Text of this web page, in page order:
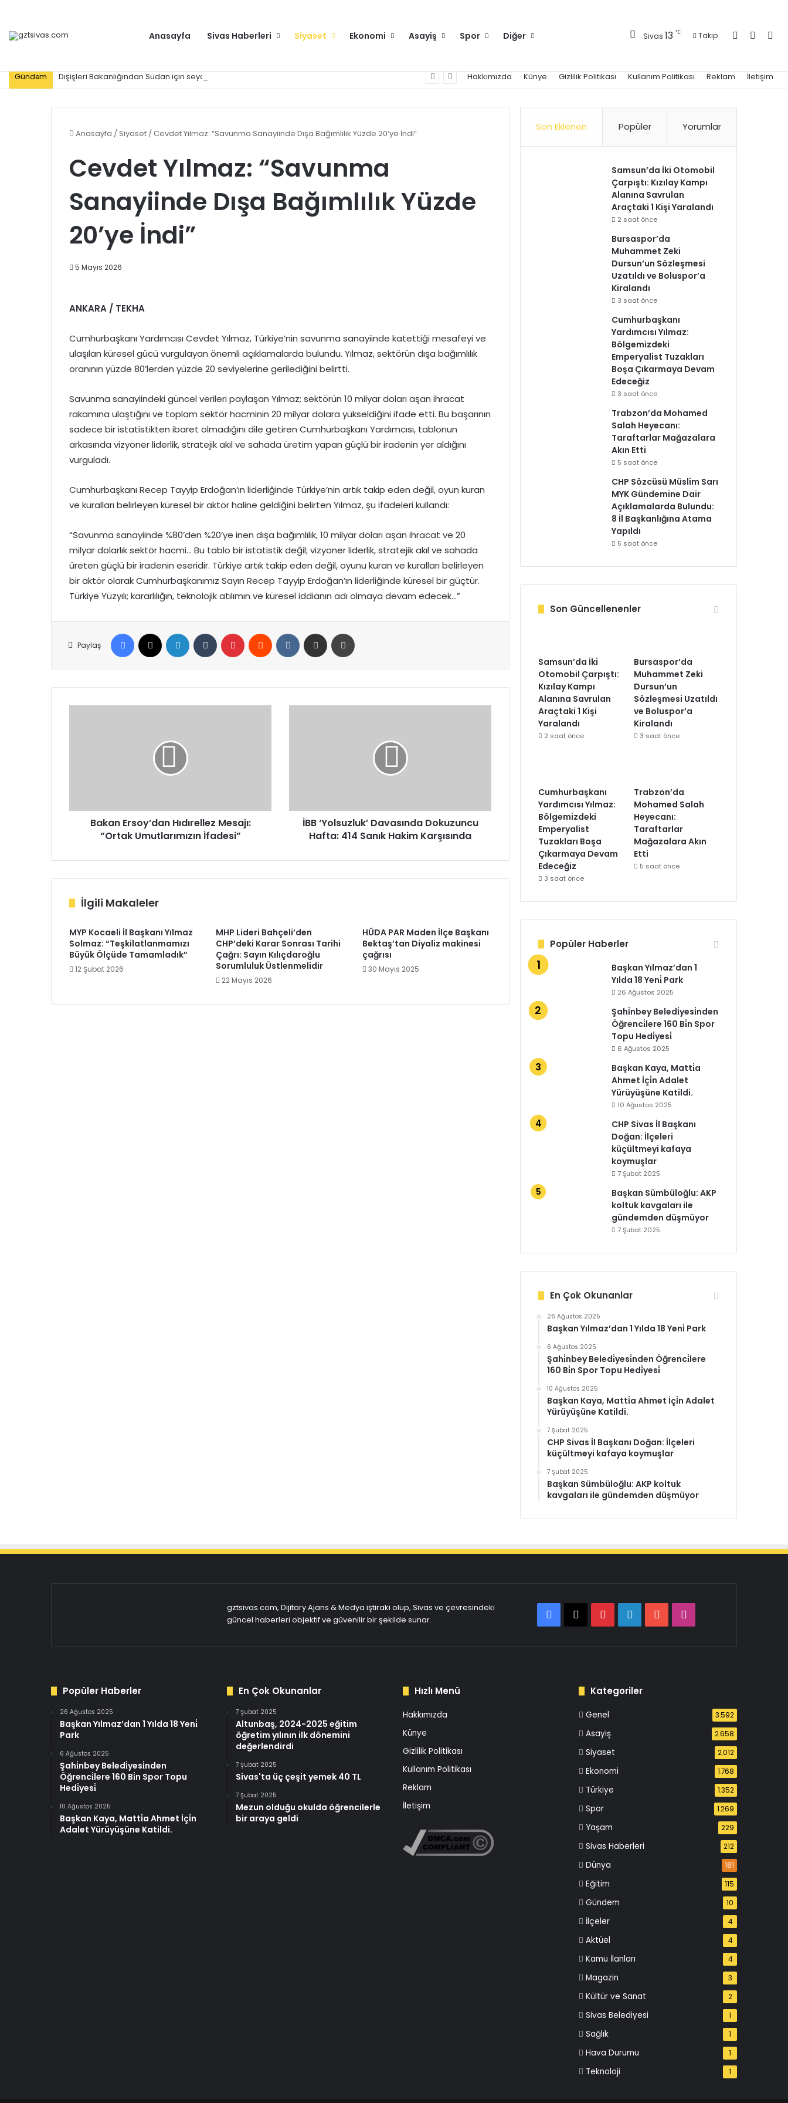
Anasayfa Sivas Haberleri Siyaset Ekonomi Asayiş Spor Diğer Sivas 13 ℃ Takip Kayıt Ol
Gündem Dışişleri Bakanlığından Sudan için seyahat uyarısı: Zorunlu değilse gitmeyin Hakkımızda Künye Gizlilik Politikası Kullanım Politikası Reklam İletişim
Anasayfa /Siyaset /Cevdet Yılmaz: “Savunma Sanayiinde Dışa Bağımlılık Yüzde 20’ye İndi”
Cevdet Yılmaz: “Savunma
Sanayiinde Dışa Bağımlılık Yüzde
20’ye İndi”
5 Mayıs 2026
ANKARA / TEKHA
Cumhurbaşkanı Yardımcısı Cevdet Yılmaz, Türkiye’nin savunma sanayiinde katettiği mesafeyi ve
ulaşılan küresel gücü vurgulayan önemli açıklamalarda bulundu. Yılmaz, sektörün dışa bağımlılık
oranının yüzde 80’lerden yüzde 20 seviyelerine gerilediğini belirtti.
Savunma sanayiindeki güncel verileri paylaşan Yılmaz; sektörün 10 milyar doları aşan ihracat
rakamına ulaştığını ve toplam sektör hacminin 20 milyar dolara yükseldiğini ifade etti. Bu başarının
sadece bir istatistikten ibaret olmadığını dile getiren Cumhurbaşkanı Yardımcısı, tablonun
arkasında vizyoner liderlik, stratejik akıl ve sahada üretim yapan güçlü bir iradenin yer aldığını
vurguladı.
Cumhurbaşkanı Recep Tayyip Erdoğan’ın liderliğinde Türkiye’nin artık takip eden değil, oyun kuran
ve kuralları belirleyen küresel bir aktör haline geldiğini belirten Yılmaz, şu ifadeleri kullandı:
“Savunma sanayiinde %80’den %20’ye inen dışa bağımlılık, 10 milyar doları aşan ihracat ve 20
milyar dolarlık sektör hacmi… Bu tablo bir istatistik değil; vizyoner liderlik, stratejik akıl ve sahada
üreten güçlü bir iradenin eseridir. Türkiye artık takip eden değil, oyunu kuran ve kuralları belirleyen
bir aktör olarak Cumhurbaşkanımız Sayın Recep Tayyip Erdoğan’ın liderliğinde küresel bir güçtür.
Türkiye Yüzyılı; kararlılığın, teknolojik atılımın ve küresel iddianın adı olmaya devam edecek…”
Paylaş
Facebook LinkedIn Tumblr Pinterest Reddit VKontakteE-Posta ile paylaş
Bakan Ersoy’dan Hıdırellez Mesajı:
“Ortak Umutlarımızın İfadesi”
Karşısında
İBB ‘Yolsuzluk’ Davasında Dokuzuncu
Hafta: 414 Sanık Hakim Karşısında
İlgili Makaleler
MYP Kocaeli İl Başkanı Yılmaz
Solmaz: “Teşkilatlanmamızı
Büyük Ölçüde Tamamladık”
12 Şubat 2026
MHP Lideri Bahçeli’den
CHP’deki Karar Sonrası Tarihi
Çağrı: Sayın Kılıçdaroğlu
Sorumluluk Üstlenmelidir
22 Mayıs 2026
HÜDA PAR Maden İlçe Başkanı
Bektaş’tan Diyaliz makinesi
çağrısı
30 Mayıs 2025
Son Eklenen Popüler Yorumlar
Samsun’da İki Otomobil
Çarpıştı: Kızılay Kampı
Alanına Savrulan
Araçtaki 1 Kişi Yaralandı
2 saat önce
Bursaspor’da
Muhammet Zeki
Dursun’un Sözleşmesi
Uzatıldı ve Boluspor’a
Kiralandı
3 saat önce
Cumhurbaşkanı
Yardımcısı Yılmaz:
Bölgemizdeki
Emperyalist Tuzakları
Boşa Çıkarmaya Devam
Edeceğiz
3 saat önce
Trabzon’da Mohamed
Salah Heyecanı:
Taraftarlar Mağazalara
Akın Etti
5 saat önce
CHP Sözcüsü Müslim Sarı
MYK Gündemine Dair
Açıklamalarda Bulundu:
8 İl Başkanlığına Atama
Yapıldı
5 saat önce
Son Güncellenenler
Samsun’da İki
Otomobil Çarpıştı:
Kızılay Kampı
Alanına Savrulan
Araçtaki 1 Kişi
Yaralandı
2 saat önce
Bursaspor’da
Muhammet Zeki
Dursun’un
Sözleşmesi Uzatıldı
ve Boluspor’a
Kiralandı
3 saat önce
Cumhurbaşkanı
Yardımcısı Yılmaz:
Bölgemizdeki
Emperyalist
Tuzakları Boşa
Çıkarmaya Devam
Edeceğiz
3 saat önce
Trabzon’da
Mohamed Salah
Heyecanı:
Taraftarlar
Mağazalara Akın
Etti
5 saat önce
Popüler Haberler
Başkan Yılmaz’dan 1
Yılda 18 Yeni̇ Park
26 Ağustos 2025
Şahi̇nbey Beledi̇yesi̇nden
Öğrenci̇lere 160 Bi̇n Spor
Topu Hedi̇yesi̇
6 Ağustos 2025
Başkan Kaya, Matti̇a
Ahmet İçi̇n Adalet
Yürüyüşüne Katildi.
10 Ağustos 2025
CHP Sivas İl Başkanı
Doğan: İlçeleri
küçültmeyi kafaya
koymuşlar
7 Şubat 2025
Başkan Sümbüloğlu: AKP
koltuk kavgaları ile
gündemden düşmüyor
7 Şubat 2025
En Çok Okunanlar
26 Ağustos 2025
Başkan Yılmaz’dan 1 Yılda 18 Yeni̇ Park
6 Ağustos 2025
Şahi̇nbey Beledi̇yesi̇nden Öğrenci̇lere
160 Bi̇n Spor Topu Hedi̇yesi̇
10 Ağustos 2025
Başkan Kaya, Matti̇a Ahmet İçi̇n Adalet
Yürüyüşüne Katildi.
7 Şubat 2025
CHP Sivas İl Başkanı Doğan: İlçeleri
küçültmeyi kafaya koymuşlar
7 Şubat 2025
Başkan Sümbüloğlu: AKP koltuk
kavgaları ile gündemden düşmüyor
gztsivas.com, Dijitary Ajans & Medya iştiraki olup, Sivas ve çevresindeki
güncel haberleri objektif ve güvenilir bir şekilde sunar.
Facebook
X PinterestLinkedInYouTube
Popüler Haberler
26 Ağustos 2025
Başkan Yılmaz’dan 1 Yılda 18 Yeni̇
Park
6 Ağustos 2025
Şahi̇nbey Beledi̇yesi̇nden
Öğrenci̇lere 160 Bi̇n Spor Topu
Hedi̇yesi̇
10 Ağustos 2025
Başkan Kaya, Matti̇a Ahmet İçi̇n
Adalet Yürüyüşüne Katildi.
En Çok Okunanlar
7 Şubat 2025
Altunbaş, 2024-2025 eğitim
öğretim yılının ilk dönemini
değerlendirdi
7 Şubat 2025
Sivas'ta üç çeşit yemek 40 TL
7 Şubat 2025
Mezun olduğu okulda öğrencilerle
bir araya geldi
Hızlı Menü
Hakkımızda
Künye
Gizlilik Politikası
Kullanım Politikası
Reklam
İletişim
Kategoriler
Genel 3.592
Asayiş 2.658
Siyaset 2.012
Ekonomi 1.768
Türkiye 1.352
Spor 1.269
Yaşam 229
Sivas Haberleri 212
Dünya 181
Eğitim 115
Gündem 10
İlçeler 4
Aktüel 4
Kamu İlanları 4
Magazin 3
Kültür ve Sanat 2
Sivas Belediyesi 1
Sağlık 1
Hava Durumu 1
Teknoloji 1